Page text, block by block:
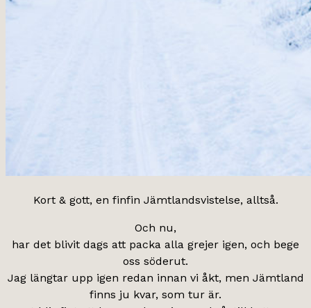
Kort & gott, en finfin Jämtlandsvistelse, alltså.
Och nu,
har det blivit dags att packa alla grejer igen, och bege
oss söderut.
Jag längtar upp igen redan innan vi åkt, men Jämtland
finns ju kvar, som tur är.